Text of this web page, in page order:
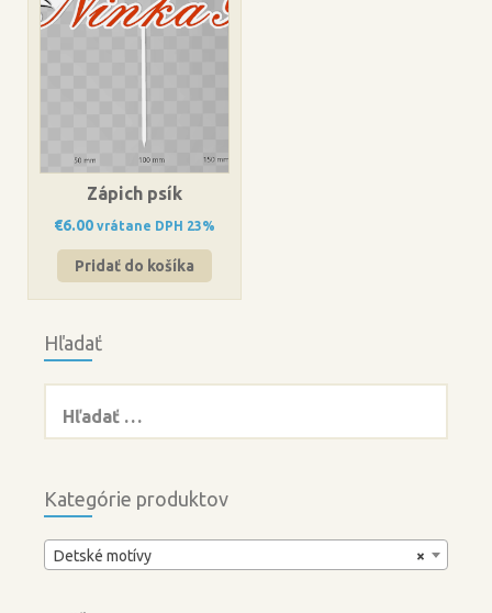
Zápich psík
€6.00 vrátane DPH 23%
Pridať do košíka
Hľadať
Kategórie produktov
×
Detské motívy